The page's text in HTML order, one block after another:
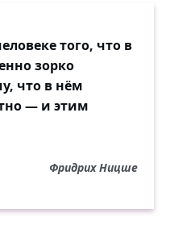
того, что в
зорко
что в нём
— и этим
Фридрих Ницше